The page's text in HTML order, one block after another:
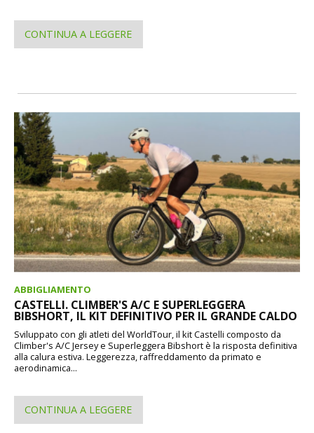
CONTINUA A LEGGERE
ABBIGLIAMENTO
CASTELLI. CLIMBER'S A/C E SUPERLEGGERA
BIBSHORT, IL KIT DEFINITIVO PER IL GRANDE CALDO
Sviluppato con gli atleti del WorldTour, il kit Castelli composto da
Climber's A/C Jersey e Superleggera Bibshort è la risposta definitiva
alla calura estiva. Leggerezza, raffreddamento da primato e
aerodinamica...
CONTINUA A LEGGERE